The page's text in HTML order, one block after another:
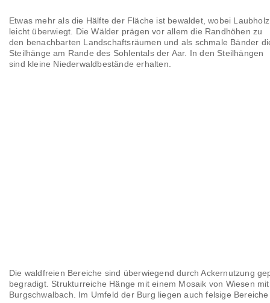
Etwas mehr als die Hälfte der Fläche ist bewaldet, wobei Laubholz
leicht überwiegt. Die Wälder prägen vor allem die Randhöhen zu
den benachbarten Landschaftsräumen und als schmale Bänder
Steilhänge am Rande des Sohlentals der Aar. In den Steilhängen
sind kleine Niederwaldbestände erhalten.
Die waldfreien Bereiche sind überwiegend durch Ackernutzung
begradigt. Strukturreiche Hänge mit einem Mosaik von Wiesen
Burgschwalbach. Im Umfeld der Burg liegen auch felsige